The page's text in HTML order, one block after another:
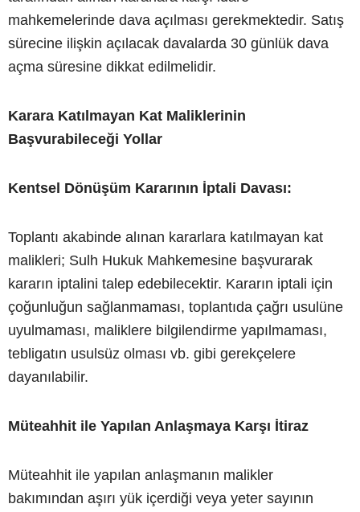
mahkemelerinde dava açılması gerekmektedir. Satış
sürecine ilişkin açılacak davalarda 30 günlük dava
açma süresine dikkat edilmelidir.
Karara Katılmayan Kat Maliklerinin
Başvurabileceği Yollar
Kentsel Dönüşüm Kararının İptali Davası:
Toplantı akabinde alınan kararlara katılmayan kat
malikleri; Sulh Hukuk Mahkemesine başvurarak
kararın iptalini talep edebilecektir. Kararın iptali için
çoğunluğun sağlanmaması, toplantıda çağrı usulüne
uyulmaması, maliklere bilgilendirme yapılmaması,
tebligatın usulsüz olması vb. gibi gerekçelere
dayanılabilir.
Müteahhit ile Yapılan Anlaşmaya Karşı İtiraz
Müteahhit ile yapılan anlaşmanın malikler
bakımından aşırı yük içerdiği veya yeter sayının